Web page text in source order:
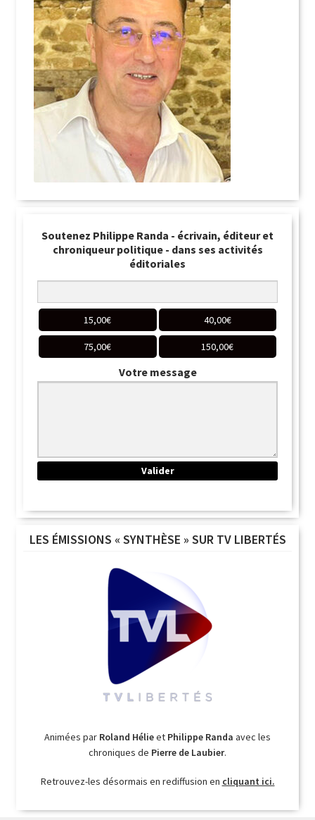
Soutenez Philippe Randa - écrivain, éditeur et
chroniqueur politique - dans ses activités
éditoriales
15,00€ 40,00€
75,00€ 150,00€
Votre message
LES ÉMISSIONS « SYNTHÈSE » SUR TV LIBERTÉS
Animées par Roland Hélieet Philippe Randa avec les
chroniques de Pierre de Laubier.
Retrouvez-les désormais en rediffusion en cliquant ici.